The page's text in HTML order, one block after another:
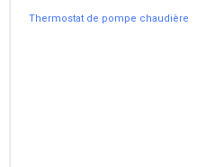
Thermostat de pompe chaudière